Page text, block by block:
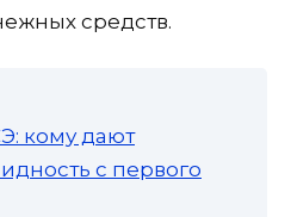
средств.
кому дают
с первого